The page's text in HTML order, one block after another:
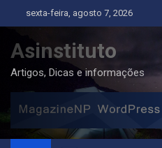
to
content
sexta-feira, agosto 7, 2026
Asinstituto
Artigos, Dicas e informações